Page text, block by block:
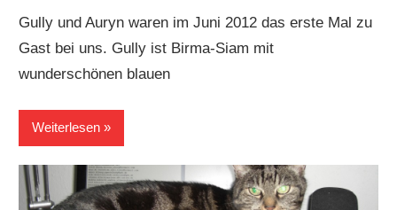
Gully und Auryn waren im Juni 2012 das erste Mal zu
Gast bei uns. Gully ist Birma-Siam mit
wunderschönen blauen
Weiterlesen